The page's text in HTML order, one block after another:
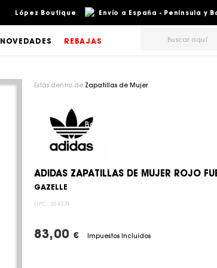
Envío a España - Peninsula y
López Boutique
NOVEDADES REBAJAS
Estás dentro de Zapatillas de Mujer
ADIDAS ZAPATILLAS DE MUJER ROJO
GAZELLE
UPC: 204371
83,00 € Impuestos Incluidos